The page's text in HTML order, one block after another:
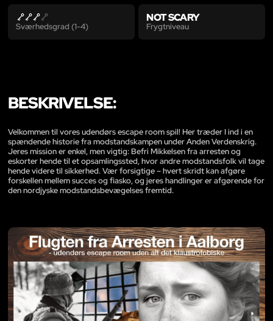
Sværhedsgrad (1-4)
NOT SCARY
Frygtniveau
BESKRIVELSE:
Velkommen til vores udendørs escape room spil! Her træder I ind i en
spændende historie fra modstandskampen under Anden Verdenskrig.
Jeres mission er enkel, men vigtig: Befri Mikkelsen fra arresten og
eskorter hende til et opsamlingssted, hvor andre modstandsfolk vil tage
hende videre til sikkerhed. Vær forsigtige – hvert skridt kan afgøre
forskellen mellem succes og fiasko, og jeres handlinger er afgørende for
den nordjyske modstandsbevægelses fremtid.